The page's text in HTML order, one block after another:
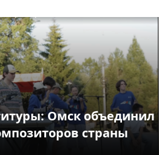
Омск объединил
страны